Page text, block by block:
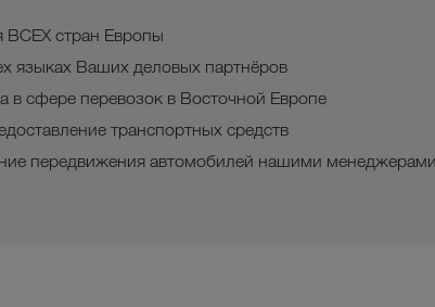
стран Европы
языках Ваших деловых партнёров
в сфере перевозок в Восточной Европе
транспортных средств
передвижения автомобилей нашими